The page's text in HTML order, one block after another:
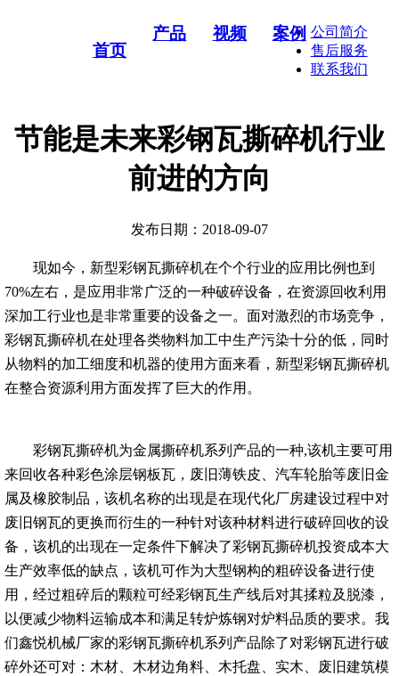
首页
产品 视频 案例 公司简介
售后服务
联系我们
节能是未来彩钢瓦撕碎机行业
前进的方向
发布日期：2018-09-07
现如今，新型彩钢瓦撕碎机在个个行业的应用比例也到
70%左右，是应用非常广泛的一种破碎设备，在资源回收利用
深加工行业也是非常重要的设备之一。面对激烈的市场竞争，
彩钢瓦撕碎机在处理各类物料加工中生产污染十分的低，同时
从物料的加工细度和机器的使用方面来看，新型彩钢瓦撕碎机
在整合资源利用方面发挥了巨大的作用。
彩钢瓦撕碎机为金属撕碎机系列产品的一种,该机主要可用
来回收各种彩色涂层钢板瓦，废旧薄铁皮、汽车轮胎等废旧金
属及橡胶制品，该机名称的出现是在现代化厂房建设过程中对
废旧钢瓦的更换而衍生的一种针对该种材料进行破碎回收的设
备，该机的出现在一定条件下解决了彩钢瓦撕碎机投资成本大
生产效率低的缺点，该机可作为大型钢构的粗碎设备进行使
用，经过粗碎后的颗粒可经彩钢瓦生产线后对其揉粒及脱漆，
以便减少物料运输成本和满足转炉炼钢对炉料品质的要求。我
们鑫悦机械厂家的彩钢瓦撕碎机系列产品除了对彩钢瓦进行破
碎外还可对：木材、木材边角料、木托盘、实木、废旧建筑模